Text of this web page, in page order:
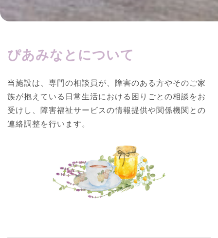
ぴあみなとについて
当施設は、専門の相談員が、障害のある方やそのご家
族が抱えている日常生活における困りごとの相談をお
受けし、障害福祉サービスの情報提供や関係機関との
連絡調整を行います。